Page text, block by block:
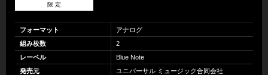
限 定
フォーマット
アナログ
組み枚数
2
レーベル
Blue Note
発売元
ユニバーサル ミュージック合同会社